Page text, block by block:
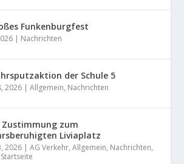
Funkenburgfest
| Nachrichten
der Schule 5
2026 |Allgemein, Nachrichten
Zustimmung zum
Liviaplatz
2026 |AG Verkehr,Allgemein, Nachrichten,
Startseite